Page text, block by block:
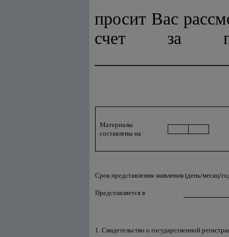
просит Вас
счет за
Материалы
составлены на
Срок представления заявления (день/месяц/
Представляется в
1. Свидетельство о государственной